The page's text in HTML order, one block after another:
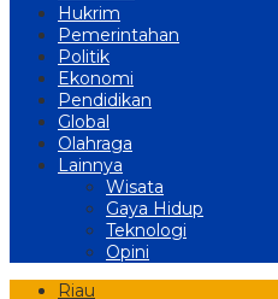
Hukrim
Pemerintahan
Politik
Ekonomi
Pendidikan
Global
Olahraga
Lainnya
Wisata
Gaya Hidup
Teknologi
Opini
Riau